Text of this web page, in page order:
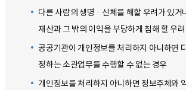
다른 사람의 생명·신체를 해할 우려가 있거
재산과 그 밖의 이익을 부당하게 침해 할 우
공공기관이 개인정보를 처리하지 아니하면
정하는 소관업무를 수행할 수 없는 경우
개인정보를 처리하지 아니하면 정보주체와